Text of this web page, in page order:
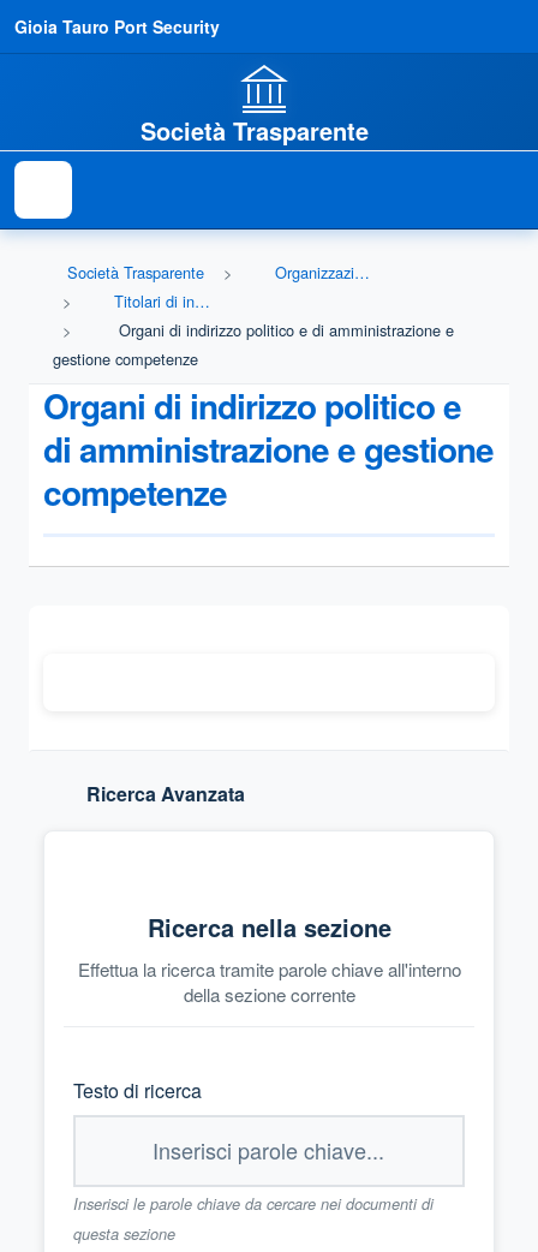
Gioia Tauro Port Security
Società Trasparente
Società Trasparente
Organizzazione
Titolari di incarichi politici, di amministrazione, di direzione o di governo
Organi di indirizzo politico e di amministrazione e
gestione competenze
Organi di indirizzo politico e
di amministrazione e gestione
competenze
Ricerca Avanzata
Ricerca nella sezione
Effettua la ricerca tramite parole chiave all'interno
della sezione corrente
Testo di ricerca
Inserisci le parole chiave da cercare nei documenti di
questa sezione